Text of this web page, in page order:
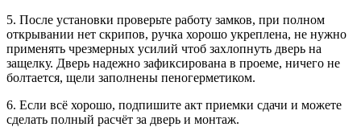
5. После установки проверьте работу замков, при полном
открывании нет скрипов, ручка хорошо укреплена, не нужно
применять чрезмерных усилий чтоб захлопнуть дверь на
защелку. Дверь надежно зафиксирована в проеме, ничего не
болтается, щели заполнены пеногерметиком.
6. Если всё хорошо, подпишите акт приемки сдачи и можете
сделать полный расчёт за дверь и монтаж.